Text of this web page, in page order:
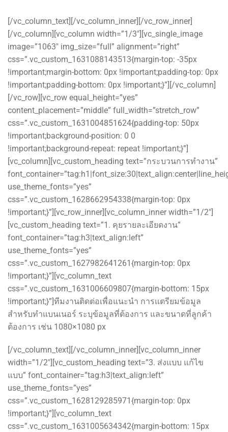
[/vc_column_text][/vc_column_inner][/vc_row_inner]
[/vc_column][vc_column width=”1/3″][vc_single_image
image=”1063″ img_size=”full” alignment=”right”
css=”.vc_custom_1631088143513{margin-top: -35px
!important;margin-bottom: 0px !important;padding-top: 0px
!important;padding-bottom: 0px !important;}”][/vc_column]
[/vc_row][vc_row equal_height=”yes”
content_placement=”middle” full_width=”stretch_row”
css=”.vc_custom_1631004851624{padding-top: 50px
!important;background-position: 0 0
!important;background-repeat: repeat !important;}”]
[vc_column][vc_custom_heading text=”กระบวนการทำงาน”
use_theme_fonts=”yes”
css=”.vc_custom_1628662954338{margin-top: 0px
!important;}”][vc_row_inner][vc_column_inner width=”1/2″]
[vc_custom_heading text=”1. คุยรายละเอียดงาน”
font_container=”tag:h3|text_align:left”
use_theme_fonts=”yes”
css=”.vc_custom_1627982641261{margin-top: 0px
!important;}”][vc_column_text
css=”.vc_custom_1631006609807{margin-bottom: 15px
!important;}”]ทีมงานติดต่อเพื่อแนะนำ การเเตรียมข้อมูล
สำหรับทำแบนเนอร์ ระบุข้อมูลที่ต้องการ และขนาดที่ลูกค้า
ต้องการ เช่น 1080×1080 px
[/vc_column_text][/vc_column_inner][vc_column_inner
width=”1/2″][vc_custom_heading text=”3. ส่งแบบ แก้ไข
แบบ” font_container=”tag:h3|text_align:left”
use_theme_fonts=”yes”
css=”.vc_custom_1628129285971{margin-top: 0px
!important;}”][vc_column_text
css=”.vc_custom_1631005634342{margin-bottom: 15px